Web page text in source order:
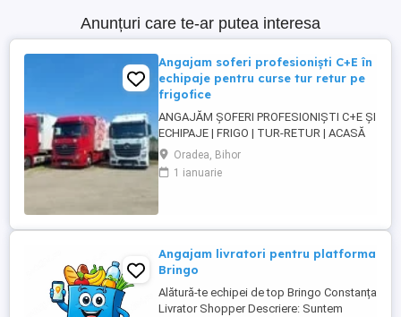
Anunțuri care te-ar putea interesa
Angajam soferi profesioniști C+E în
echipaje pentru curse tur retur pe
frigofice
ANGAJĂM ȘOFERI PROFESIONIȘTI C+E ȘI
ECHIPAJE | FRIGO | TUR-RETUR | ACASĂ
SĂPTĂMÂNAL | ORADEA Companie de
transport din Oradea angajează șoferi
profesioniști categoria C+E și echipaje
frigorifice. Căutăm persoane serioase,
responsabile ...
Oradea, Bihor
1 ianuarie
Angajam livratori pentru platforma
Bringo
Alătură-te echipei de top Bringo Constanța
Livrator Shopper Descriere: Suntem